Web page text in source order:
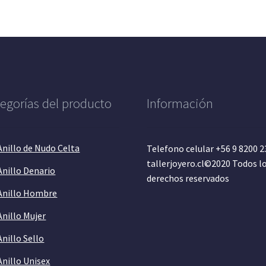
del producto
de Nudo Celta
Denario
Hombre
Mujer
Sello
Unisex
Información
Telefono celular +56 9 8200
tallerjoyero.cl©2020 Todos
derechos reservados